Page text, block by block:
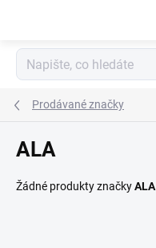
Prodávané značky
ALA
Žádné produkty značkyALA